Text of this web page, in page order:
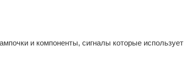
и компоненты, сигналы которые использует